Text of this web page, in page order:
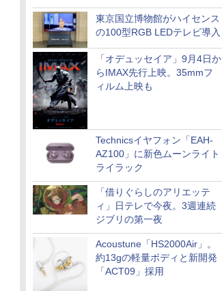
東京国立博物館がハイセンス
の100型RGB LEDテレビ導入
「オデュッセイア」9月4日か
らIMAX先行上映。35mmフ
ィルム上映も
Technicsイヤフォン「EAH-
AZ100」に新色ムーンライト
ライラック
「借りぐらしのアリエッテ
ィ」日テレで今夜。3週連続
ジブリの第一夜
Acoustune「HS2000Air」。
約13gの軽量ボディと新開発
「ACT09」採用